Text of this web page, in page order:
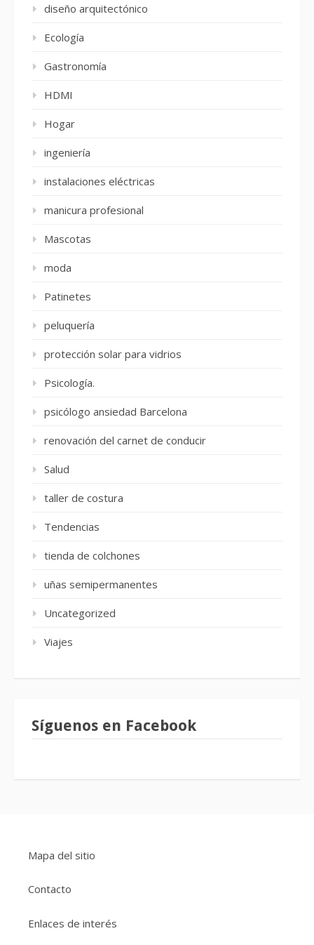
diseño arquitectónico
Ecología
Gastronomía
HDMI
Hogar
ingeniería
instalaciones eléctricas
manicura profesional
Mascotas
moda
Patinetes
peluquería
protección solar para vidrios
Psicología.
psicólogo ansiedad Barcelona
renovación del carnet de conducir
Salud
taller de costura
Tendencias
tienda de colchones
uñas semipermanentes
Uncategorized
Viajes
Síguenos en Facebook
Mapa del sitio
Contacto
Enlaces de interés